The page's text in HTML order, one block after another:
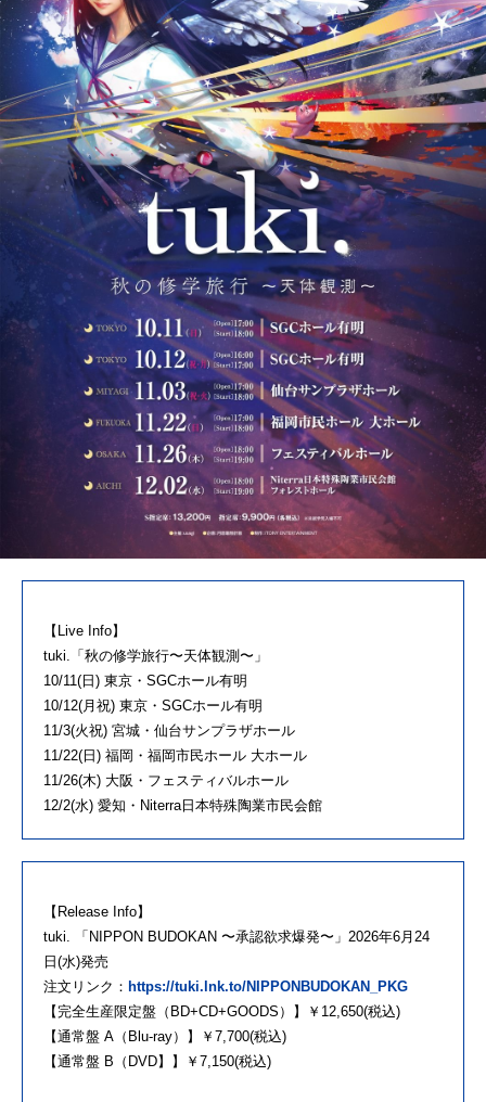
【Live Info】
tuki.「秋の修学旅⾏〜天体観測〜」
10/11(日) 東京・SGCホール有明
10/12(月祝) 東京・SGCホール有明
11/3(火祝) 宮城・仙台サンプラザホール
11/22(日) 福岡・福岡市民ホール 大ホール
11/26(木) 大阪・フェスティバルホール
12/2(水) 愛知・Niterra日本特殊陶業市民会館
【Release Info】
tuki. 「NIPPON BUDOKAN 〜承認欲求爆発〜」2026年6月24
日(水)発売
注文リンク： https://tuki.lnk.to/NIPPONBUDOKAN_PKG
【完全生産限定盤（BD+CD+GOODS）】￥12,650(税込)
【通常盤 A（Blu-ray）】￥7,700(税込)
【通常盤 B（DVD】】￥7,150(税込)